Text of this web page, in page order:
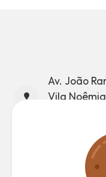
Av. João
Vila
Telefone:
Ouvidoria: